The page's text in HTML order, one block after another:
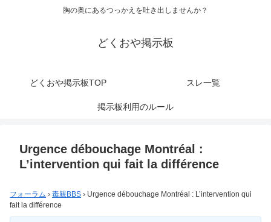
胸の奥にあるつっかえを吐き出しませんか？
どくおや掲示板
どくおや掲示板TOP スレ一覧
掲示板利用のルール
Urgence débouchage Montréal :
L’intervention qui fait la différence
フォーラム › 毒親BBS › Urgence débouchage Montréal : L’intervention qui
fait la différence